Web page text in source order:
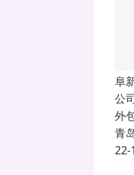
阜
公
外
青
22-